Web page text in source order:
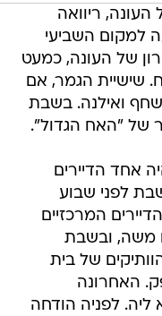
ריוואה
למקום השביעי
של העונה, כמעט
שישיית הגמר, אם
שחף ואילנה. בשבת
אחד הדיירים
לפני שבוע
המרכזיים
משה, ובשבת
של בית
האחרונה
ליה. לפניה הודחה